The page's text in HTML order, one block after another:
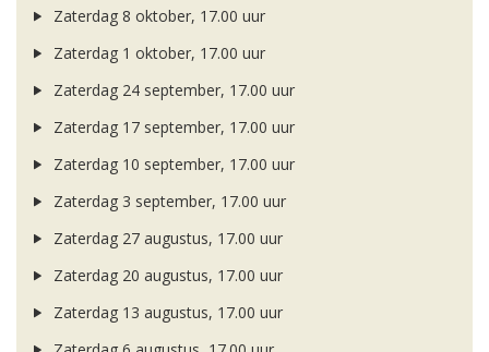
Zaterdag 8 oktober, 17.00 uur
Zaterdag 1 oktober, 17.00 uur
Zaterdag 24 september, 17.00 uur
Zaterdag 17 september, 17.00 uur
Zaterdag 10 september, 17.00 uur
Zaterdag 3 september, 17.00 uur
Zaterdag 27 augustus, 17.00 uur
Zaterdag 20 augustus, 17.00 uur
Zaterdag 13 augustus, 17.00 uur